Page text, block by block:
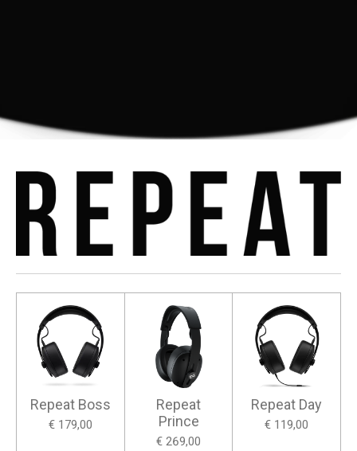
Repeat Boss
€ 179,00
Repeat
Prince
€ 269,00
Repeat Day
€ 119,00